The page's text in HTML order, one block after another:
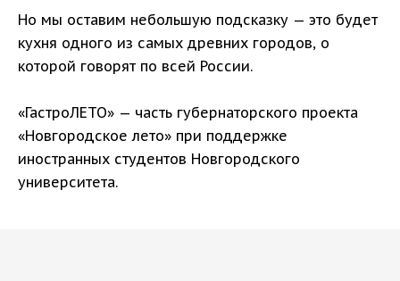
Но мы оставим небольшую подсказку — это будет
кухня одного из самых древних городов, о
которой говорят по всей России.
«ГастроЛЕТО» — часть губернаторского проекта
«Новгородское лето» при поддержке
иностранных студентов Новгородского
университета.